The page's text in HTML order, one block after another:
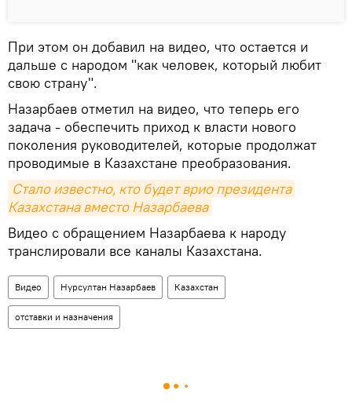
При этом он добавил на видео, что остается и
дальше с народом "как человек, который любит
свою страну".
Назарбаев отметил на видео, что теперь его
задача - обеспечить приход к власти нового
поколения руководителей, которые продолжат
проводимые в Казахстане преобразования.
Стало известно, кто будет врио президента
Казахстана вместо Назарбаева
Видео с обращением Назарбаева к народу
транслировали все каналы Казахстана.
Видео Нурсултан Назарбаев Казахстан
отставки и назначения